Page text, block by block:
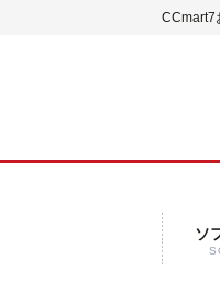
CCmart7
ソ